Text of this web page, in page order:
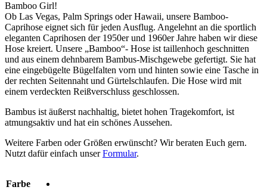
Bamboo Girl!
Ob Las Vegas, Palm Springs oder Hawaii, unsere Bamboo-
Caprihose eignet sich für jeden Ausflug. Angelehnt an die sportlich
eleganten Caprihosen der 1950er und 1960er Jahre haben wir diese
Hose kreiert. Unsere „Bamboo“- Hose ist taillenhoch geschnitten
und aus einem dehnbarem Bambus-Mischgewebe gefertigt. Sie hat
eine eingebügelte Bügelfalten vorn und hinten sowie eine Tasche in
der rechten Seitennaht und Gürtelschlaufen. Die Hose wird mit
einem verdeckten Reißverschluss geschlossen.
Bambus ist äußerst nachhaltig, bietet hohen Tragekomfort, ist
atmungsaktiv und hat ein schönes Aussehen.
Weitere Farben oder Größen erwünscht? Wir beraten Euch gern.
Nutzt dafür einfach unserFormular.
Farbe